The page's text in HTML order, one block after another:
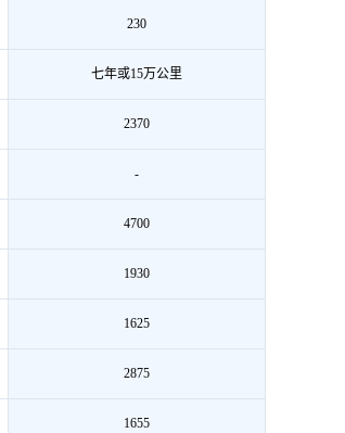
230
七年或15万公里
2370
-
4700
1930
1625
2875
1655